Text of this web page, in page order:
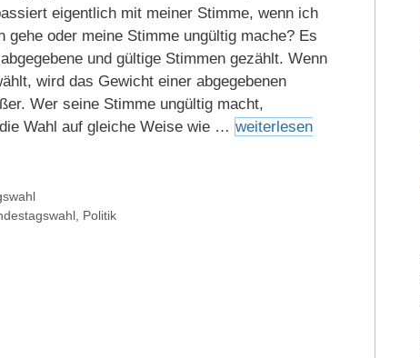
eigentlich mit meiner Stimme, wenn ich
gehe oder meine Stimme ungültig mache? Es
und gültige Stimmen gezählt. Wenn
wird das Gewicht einer abgegebenen
Wer seine Stimme ungültig macht,
Wahl auf gleiche Weise wie … weiterlesen
, Politik